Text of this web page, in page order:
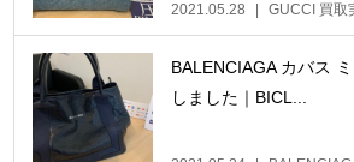
2021.05.28 GUCCI 買取
BALENCIAGA カバス
しました｜BICL...